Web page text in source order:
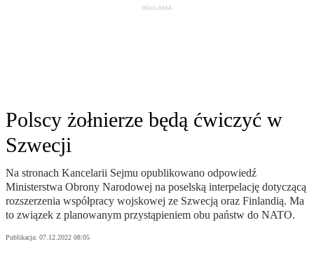
Polscy żołnierze będą ćwiczyć w
Szwecji
Na stronach Kancelarii Sejmu opublikowano odpowiedź
Ministerstwa Obrony Narodowej na poselską interpelację dotyczącą
rozszerzenia współpracy wojskowej ze Szwecją oraz Finlandią. Ma
to związek z planowanym przystąpieniem obu państw do NATO.
Publikacja: 07.12.2022 08:05